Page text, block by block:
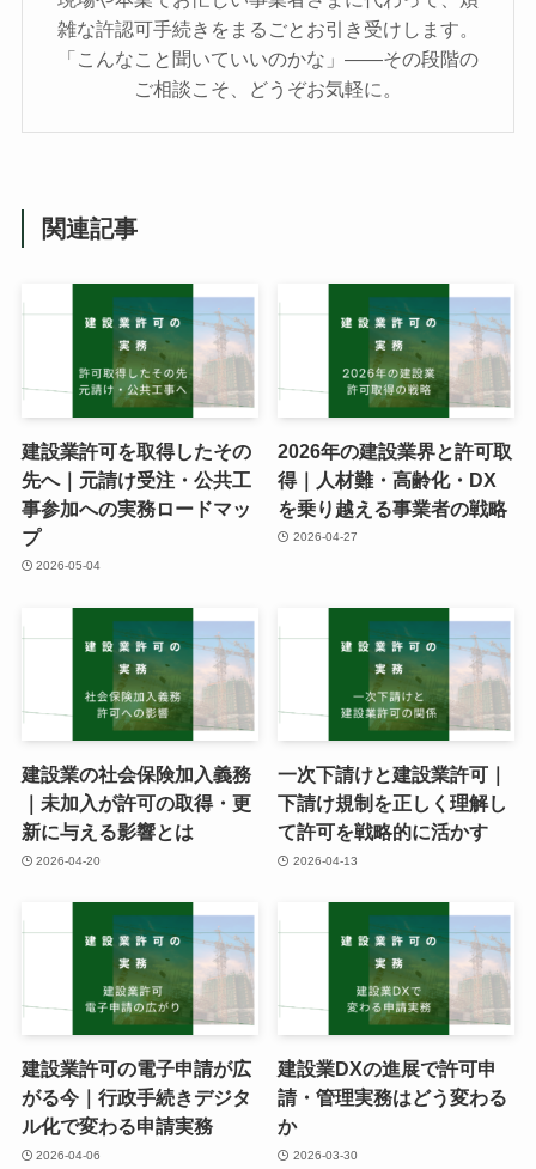
雑な許認可手続きをまるごとお引き受けします。
「こんなこと聞いていいのかな」——その段階の
ご相談こそ、どうぞお気軽に。
関連記事
建設業許可を取得したその
先へ｜元請け受注・公共工
事参加への実務ロードマッ
プ
2026-05-04
2026年の建設業界と許可取
得｜人材難・高齢化・DX
を乗り越える事業者の戦略
2026-04-27
建設業の社会保険加入義務
｜未加入が許可の取得・更
新に与える影響とは
2026-04-20
一次下請けと建設業許可｜
下請け規制を正しく理解し
て許可を戦略的に活かす
2026-04-13
建設業許可の電子申請が広
がる今｜行政手続きデジタ
ル化で変わる申請実務
2026-04-06
建設業DXの進展で許可申
請・管理実務はどう変わる
か
2026-03-30